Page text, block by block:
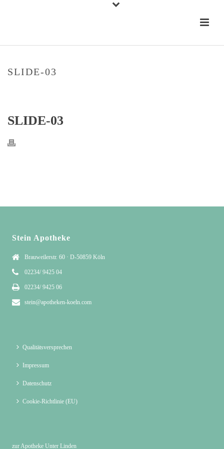
SLIDE-03
SLIDE-03
Stein Apotheke
Brauweilerstr. 60 · D-50859 Köln
02234/ 9425 04
02234/ 9425 06
stein@apotheken-koeln.com
Qualitätsversprechen
Impressum
Datenschutz
Cookie-Richtlinie (EU)
zur Apotheke Unter Linden